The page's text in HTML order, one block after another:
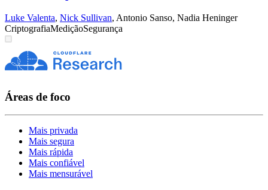
Luke Valenta, Nick Sullivan, Antonio Sanso, Nadia Heninger
CriptografiaMediçãoSegurança
Áreas de foco
Mais privada
Mais segura
Mais rápida
Mais confiável
Mais mensurável